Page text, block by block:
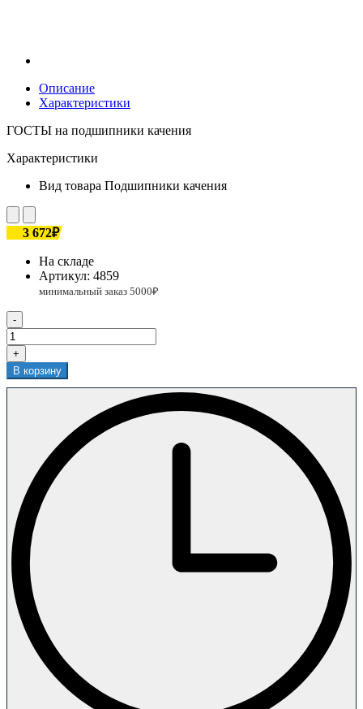
Описание
Характеристики
ГОСТЫ на подшипники качения
Характеристики
Вид товара Подшипники качения
3 672₽
На складе
Артикул: 4859
-
+
В корзину